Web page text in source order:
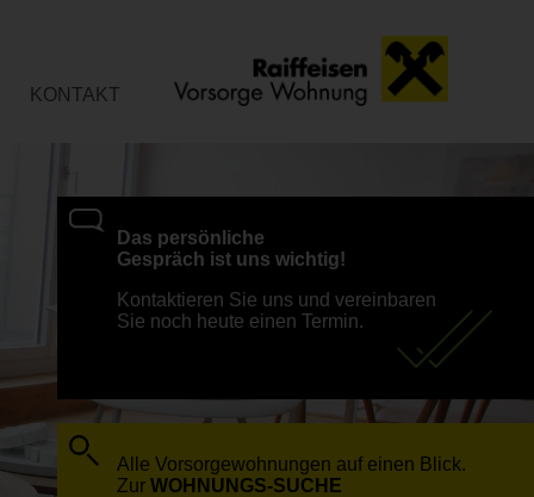
Das persönliche
Gespräch ist uns wichtig!
Kontaktieren Sie uns und vereinbaren
Sie noch heute einen Termin.
Alle Vorsorgewohnungen auf einen Blick.
Zur WOHNUNGS-SUCHE
KONTAKT